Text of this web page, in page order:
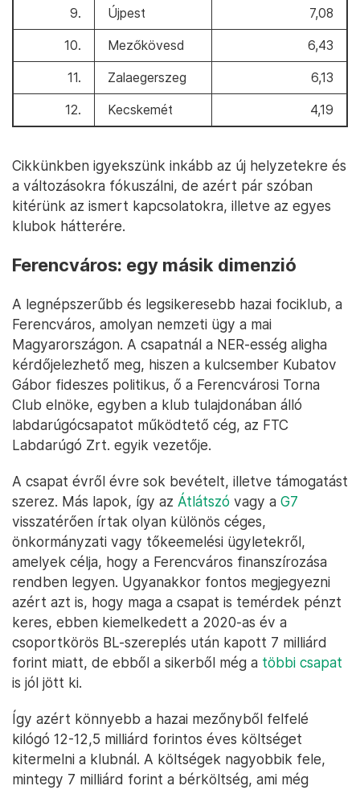
9. Újpest 7,08
10. Mezőkövesd 6,43
11. Zalaegerszeg 6,13
12. Kecskemét 4,19
Cikkünkben igyekszünk inkább az új helyzetekre és
a változásokra fókuszálni, de azért pár szóban
kitérünk az ismert kapcsolatokra, illetve az egyes
klubok hátterére.
Ferencváros: egy másik dimenzió
A legnépszerűbb és legsikeresebb hazai fociklub, a
Ferencváros, amolyan nemzeti ügy a mai
Magyarországon. A csapatnál a NER-esség aligha
kérdőjelezhető meg, hiszen a kulcsember Kubatov
Gábor fideszes politikus, ő a Ferencvárosi Torna
Club elnöke, egyben a klub tulajdonában álló
labdarúgócsapatot működtető cég, az FTC
Labdarúgó Zrt. egyik vezetője.
A csapat évről évre sok bevételt, illetve támogatást
szerez. Más lapok, így az Átlátszó vagy a G7
visszatérően írtak olyan különös céges,
önkormányzati vagy tőkeemelési ügyletekről,
amelyek célja, hogy a Ferencváros finanszírozása
rendben legyen. Ugyanakkor fontos megjegyezni
azért azt is, hogy maga a csapat is temérdek pénzt
keres, ebben kiemelkedett a 2020-as év a
csoportkörös BL-szereplés után kapott 7 milliárd
forint miatt, de ebből a sikerből még a többi csapat
is jól jött ki.
Így azért könnyebb a hazai mezőnyből felfelé
kilógó 12-12,5 milliárd forintos éves költséget
kitermelni a klubnál. A költségek nagyobbik fele,
mintegy 7 milliárd forint a bérköltség, ami még